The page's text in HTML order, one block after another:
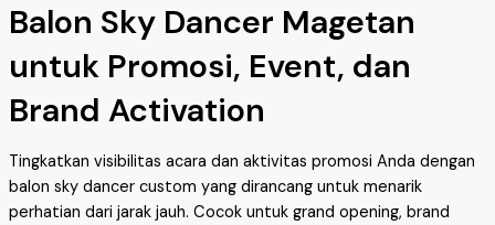
Balon Sky Dancer Magetan
untuk Promosi, Event, dan
Brand Activation
Tingkatkan visibilitas acara dan aktivitas promosi Anda dengan
balon sky dancer custom yang dirancang untuk menarik
perhatian dari jarak jauh. Cocok untuk grand opening, brand